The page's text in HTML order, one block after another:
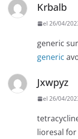
Krbalb
el 26/04/
generic
generic
Jxwpyz
el 26/04/
lioresal for